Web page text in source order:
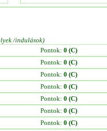
/indulások)
Pontok: 0 (C)
Pontok: 0 (C)
Pontok: 0 (C)
Pontok: 0 (C)
Pontok: 0 (C)
Pontok: 0 (C)
Pontok: 0 (C)